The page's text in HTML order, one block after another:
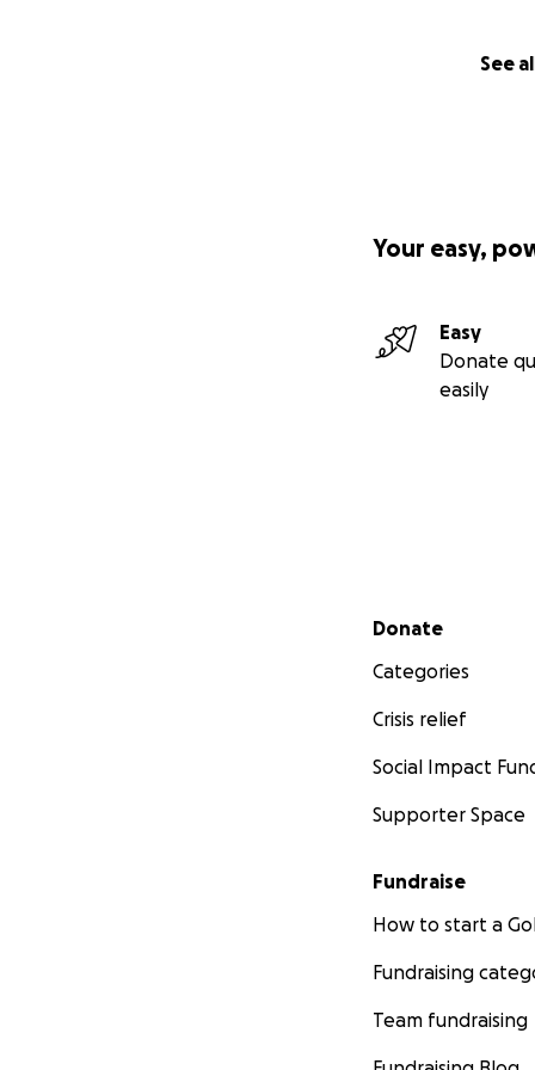
See
Your easy,
Easy
Donate
easily
Secondary menu
Donate
Categories
Crisis relief
Social Impact
Supporter Space
Fundraise
How to start a
Fundraising
Team fundraising